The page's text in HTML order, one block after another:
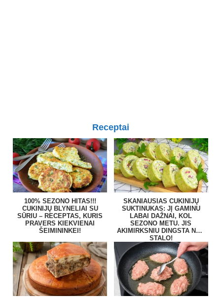
Receptai
100% SEZONO HITAS!!!
CUKINIJŲ BLYNELIAI SU
SŪRIU – RECEPTAS, KURIS
PRAVERS KIEKVIENAI
ŠEIMININKEI!
SKANIAUSIAS CUKINIJŲ
SUKTINUKAS: JĮ GAMINU
LABAI DAŽNAI, KOL
SEZONO METU. JIS
AKIMIRKSNIU DINGSTA NUO
STALO!